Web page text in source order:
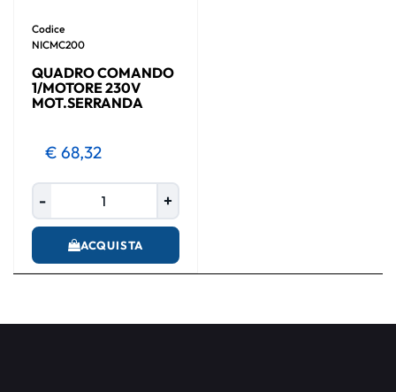
Codice
NICMC200
QUADRO COMANDO
1/MOTORE 230V
MOT.SERRANDA
€ 68,32
ACQUISTA